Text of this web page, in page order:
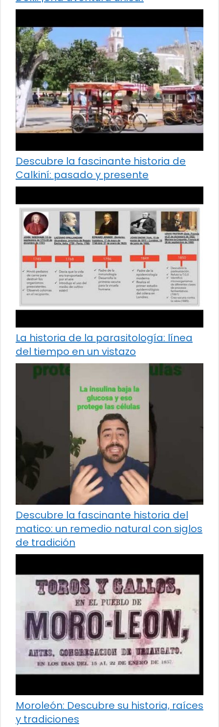
Descubre la fascinante historia de
Calkiní: pasado y presente
La historia de la parasitología: línea
del tiempo en un vistazo
Descubre la fascinante historia del
matico: un remedio natural con siglos
de tradición
Moroleón: Descubre su historia, raíces
y tradiciones